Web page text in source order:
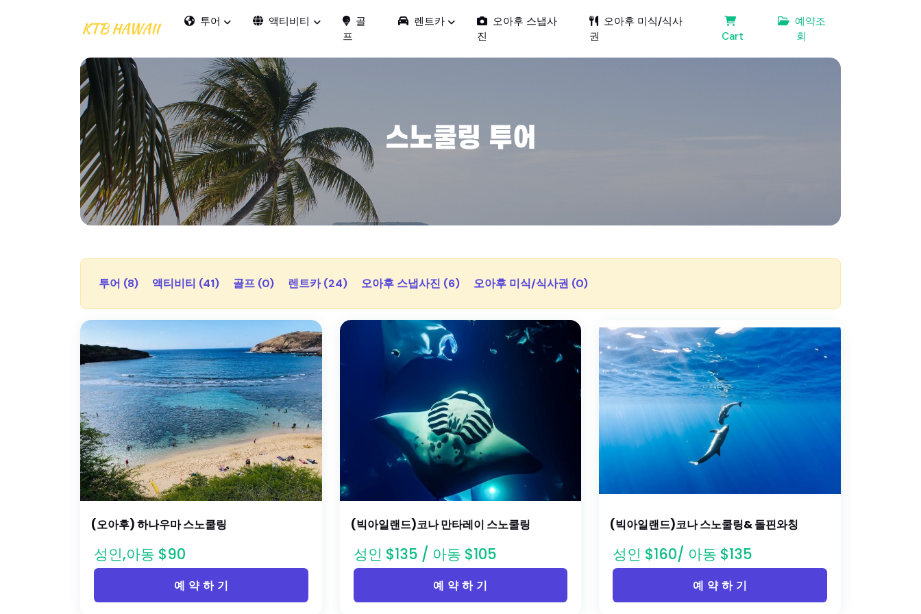
투어 액티비티
골
프
렌트카
오아후 스냅사
진
오아후 미식/식사
권
Cart
예약조
회
스노쿨링 투어
투어 (8) 액티비티 (41) 골프 (0) 렌트카 (24) 오아후 스냅사진 (6) 오아후 미식/식사권 (0)
(오아후) 하나우마 스노쿨링
성인,아동 $90
예 약 하 기
(빅아일랜드)코나 만타레이 스노쿨링
성인 $135 / 아동 $105
예 약 하 기
(빅아일랜드)코나 스노쿨링& 돌핀와칭
성인 $160/ 아동 $135
예 약 하 기